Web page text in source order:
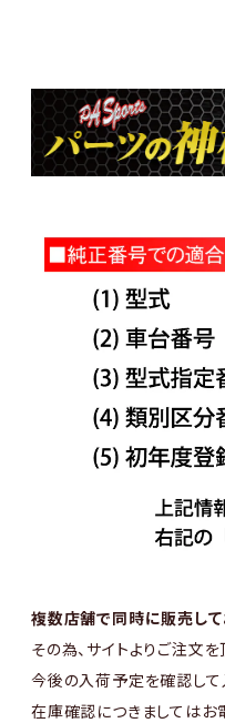
複数店舗で同時に販売して
その為、サイトよりご注文
今後の入荷予定を確認して
在庫確認につきましてはお